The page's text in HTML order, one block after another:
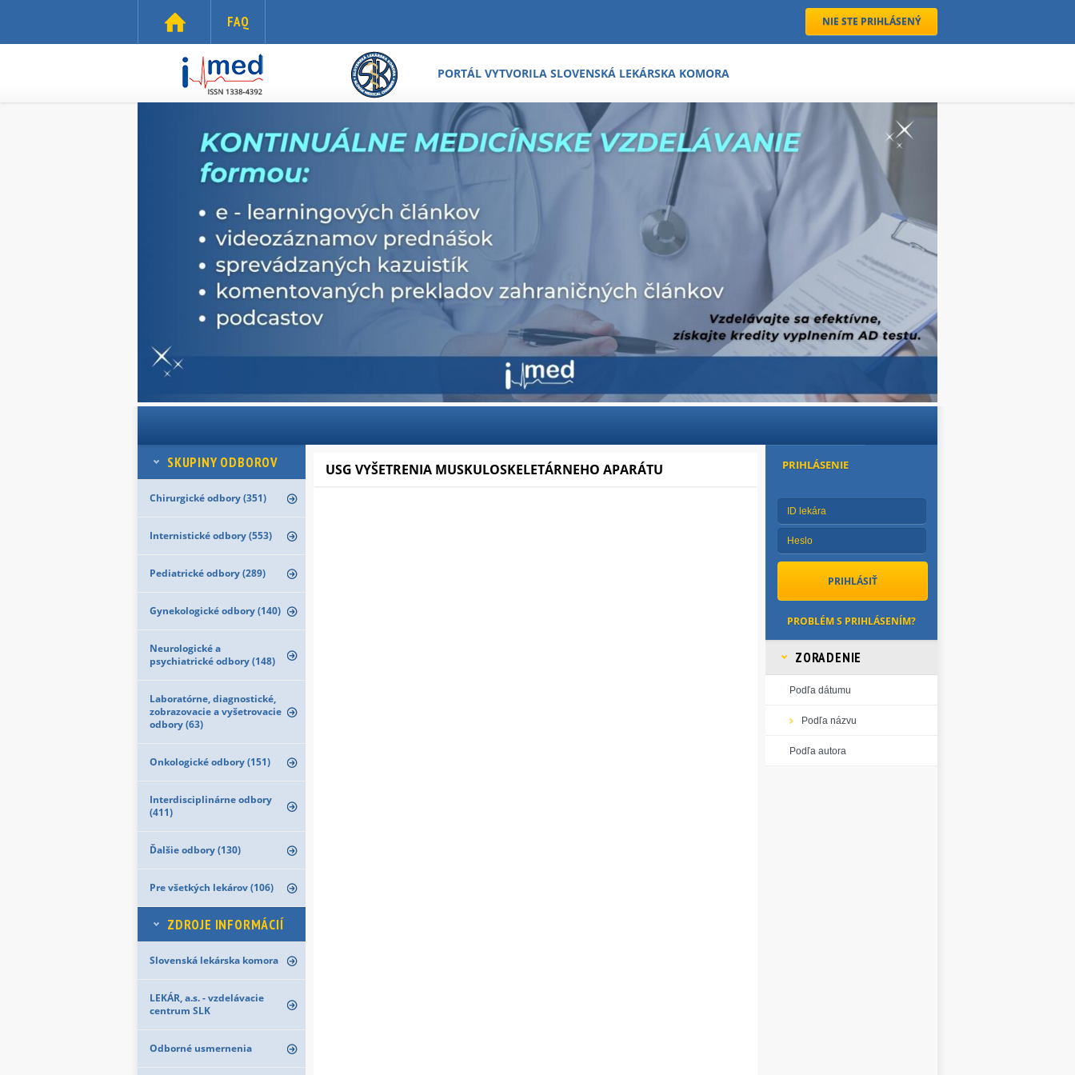
NIE STE PRIHLÁSENÝ
FAQ
PORTÁL VYTVORILA SLOVENSKÁ LEKÁRSKA KOMORA
SKUPINY ODBOROV
Chirurgické odbory (351)
Internistické odbory (553)
Pediatrické odbory (289)
Gynekologické odbory (140)
Neurologické a
psychiatrické odbory (148)
Laboratórne, diagnostické,
zobrazovacie a vyšetrovacie
odbory (63)
Onkologické odbory (151)
Interdisciplinárne odbory
(411)
Ďalšie odbory (130)
Pre všetkých lekárov (106)
ZDROJE INFORMÁCIÍ
Slovenská lekárska komora
LEKÁR, a.s. - vzdelávacie
centrum SLK
Odborné usmernenia
USG VYŠETRENIA MUSKULOSKELETÁRNEHO APARÁTU PRIHLÁSENIE
PROBLÉM S PRIHLÁSENÍM?
ZORADENIE
Podľa dátumu
Podľa názvu
Podľa autora